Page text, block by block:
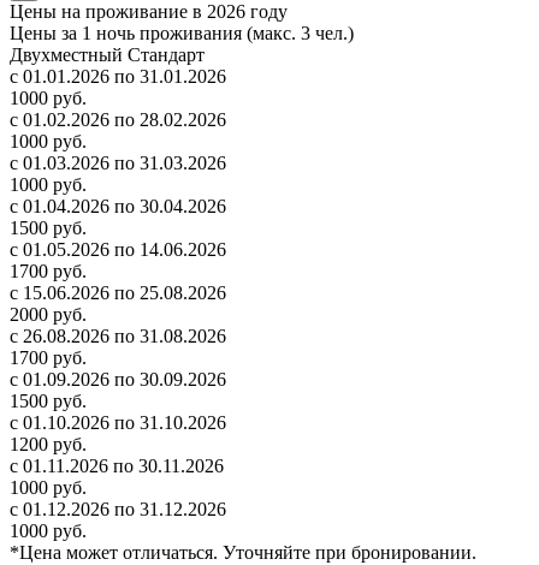
Цены на проживание в 2026 году
Цены за 1 ночь проживания (макс. 3 чел.)
Двухместный Стандарт
с 01.01.2026 по 31.01.2026
1000 руб.
с 01.02.2026 по 28.02.2026
1000 руб.
с 01.03.2026 по 31.03.2026
1000 руб.
с 01.04.2026 по 30.04.2026
1500 руб.
с 01.05.2026 по 14.06.2026
1700 руб.
с 15.06.2026 по 25.08.2026
2000 руб.
с 26.08.2026 по 31.08.2026
1700 руб.
с 01.09.2026 по 30.09.2026
1500 руб.
с 01.10.2026 по 31.10.2026
1200 руб.
с 01.11.2026 по 30.11.2026
1000 руб.
с 01.12.2026 по 31.12.2026
1000 руб.
*Цена может отличаться. Уточняйте при бронировании.